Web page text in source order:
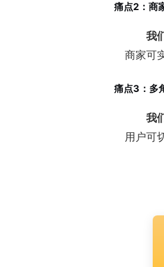
痛点2：商
我
商家可
痛点3：多
我
用户可